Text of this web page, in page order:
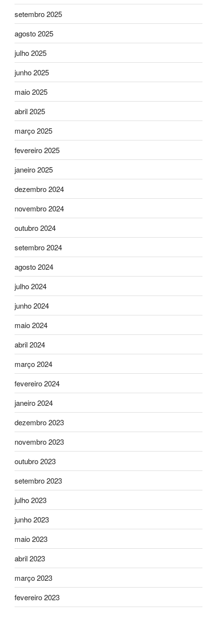
setembro 2025
agosto 2025
julho 2025
junho 2025
maio 2025
abril 2025
março 2025
fevereiro 2025
janeiro 2025
dezembro 2024
novembro 2024
outubro 2024
setembro 2024
agosto 2024
julho 2024
junho 2024
maio 2024
abril 2024
março 2024
fevereiro 2024
janeiro 2024
dezembro 2023
novembro 2023
outubro 2023
setembro 2023
julho 2023
junho 2023
maio 2023
abril 2023
março 2023
fevereiro 2023